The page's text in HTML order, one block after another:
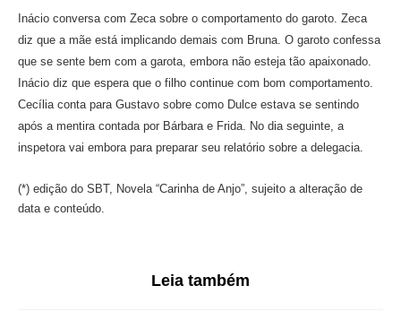
Inácio conversa com Zeca sobre o comportamento do garoto. Zeca
diz que a mãe está implicando demais com Bruna. O garoto confessa
que se sente bem com a garota, embora não esteja tão apaixonado.
Inácio diz que espera que o filho continue com bom comportamento.
Cecília conta para Gustavo sobre como Dulce estava se sentindo
após a mentira contada por Bárbara e Frida. No dia seguinte, a
inspetora vai embora para preparar seu relatório sobre a delegacia.
(*) edição do SBT, Novela “Carinha de Anjo”, sujeito a alteração de
data e conteúdo.
Leia também